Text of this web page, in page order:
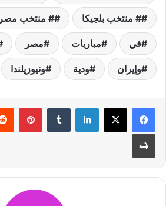
# منتخب بلجيكا # منتخب مصر
في مباريات مصر
وإيران ودية ونيوزيلندا
لينكدإن
طباعة